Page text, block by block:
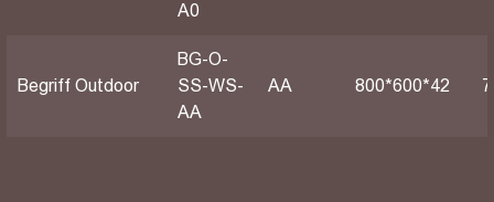
A0
Begriff Outdoor
BG-O-
SS-WS-
AA
АА 800*600*42